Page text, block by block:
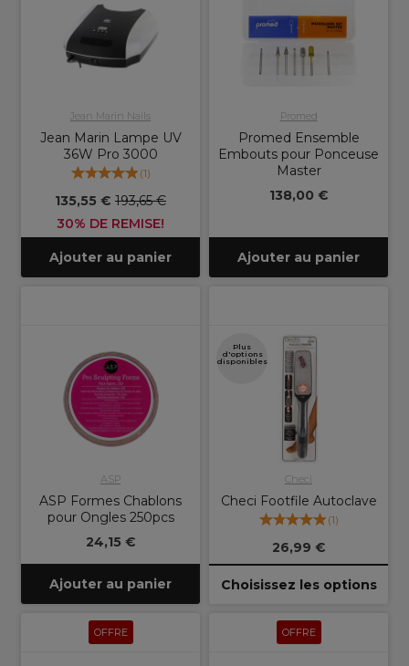
Jean Marin Nails
Jean Marin Lampe UV
36W Pro 3000
(1)
135,55 € 193,65 €
30% DE REMISE!
Ajouter au panier
Promed
Promed Ensemble
Embouts pour Ponceuse
Master
138,00 €
Ajouter au panier
ASP
ASP Formes Chablons
pour Ongles 250pcs
24,15 €
Ajouter au panier
Plus
d'options
disponibles
Checi
Checi Footfile Autoclave
(1)
26,99 €
Choisissez les options
OFFRE OFFRE